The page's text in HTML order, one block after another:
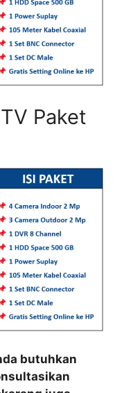
Paket
butuhkan